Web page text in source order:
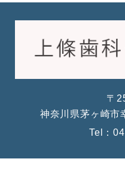
〒
神奈川県茅ヶ崎市
Tel：